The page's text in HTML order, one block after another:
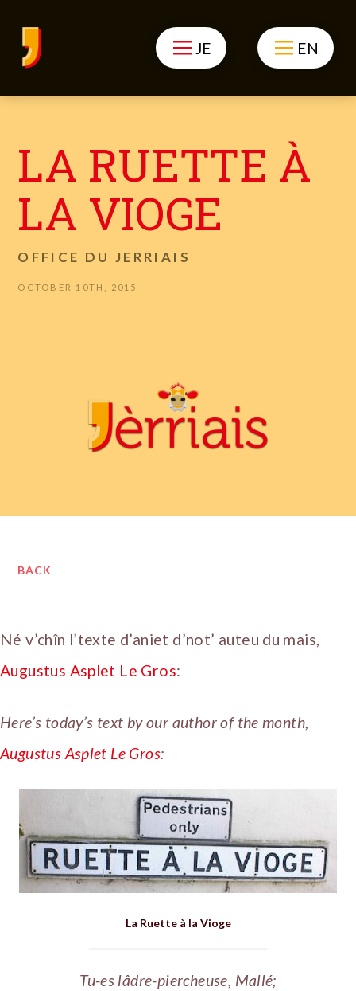
JE EN
LA RUETTE À
LA VIOGE
OFFICE DU JERRIAIS
OCTOBER 10TH, 2015
BACK
Né v’chîn l’texte d’aniet d’not’ auteu du mais,
Augustus Asplet Le Gros:
Here’s today’s text by our author of the month,
Augustus Asplet Le Gros:
La Ruette à la Vioge
Tu-es lâdre-piercheuse, Mallé;